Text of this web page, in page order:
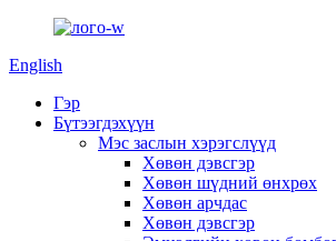
English
Гэр
Бүтээгдэхүүн
Мэс заслын хэрэгслүүд
Хөвөн дэвсгэр
Хөвөн шүдний өнхрөх
Хөвөн арчдас
Хөвөн дэвсгэр